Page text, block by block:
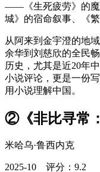
——《生死疲劳》的魔
城》的宿命叙事、《
从阿来到金宇澄的地
余华到刘慈欣的全民
历史，尤其是近20年
小说评论，更是一份
用小说理解中国。
②《非比寻常
米哈乌·鲁西内克
2025-10 评分：9.2